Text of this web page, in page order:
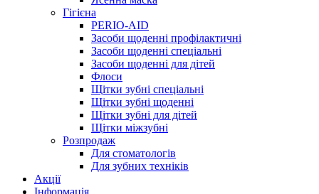
Гігієна
PERIO-AID
Засоби щоденні профілактичні
Засоби щоденні спеціальні
Засоби щоденні для дітей
Флоси
Щітки зубні спеціальні
Щітки зубні щоденні
Щітки зубні для дітей
Щітки міжзубні
Розпродаж
Для стоматологів
Для зубних техніків
Акції
Інформація